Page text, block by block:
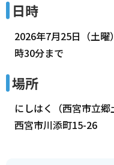
日時
2026年7月25日（土
時30分まで
場所
にしはく（西宮市立郷
西宮市川添町15-26